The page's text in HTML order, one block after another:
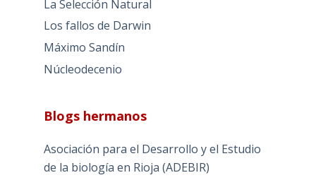
La Selección Natural
Los fallos de Darwin
Máximo Sandín
Núcleodecenio
Blogs hermanos
Asociación para el Desarrollo y el Estudio
de la biología en Rioja (ADEBIR)